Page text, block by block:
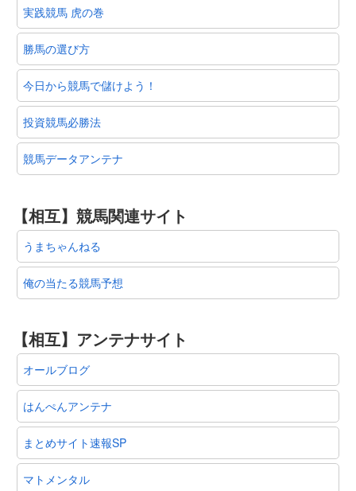
【相互】アンテナサイト
オールブログ
はんぺんアンテナ
まとめサイト速報SP
マトメンタル
参加ランキング
日本ブログ村 競馬ランキング
競馬ブログランキング
当サイトについて
プライバシーポリシー
© 2012-2026 スタリオン速報 @競馬板まとめ.